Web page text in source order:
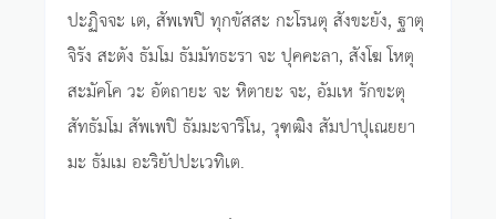
ปะฏิจจะ เต, สัพเพปิ ทุกขัสสะ กะโรนตุ สังขะยัง, ฐาตุ
จิรัง สะตัง ธัมโม ธัมมัทธะรา จะ ปุคคะลา, สังโฆ โหตุ
สะมัคโค วะ อัตถายะ จะ หิตายะ จะ, อัมเห รักขะตุ
สัทธัมโม สัพเพปิ ธัมมะจาริโน, วุฑฒิง สัมปาปุเณยยา
มะ ธัมเม อะริยัปปะเวทิเต.